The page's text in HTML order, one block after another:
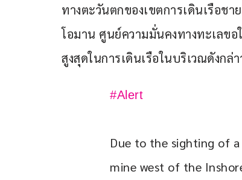
ทางตะวันตกของเขตการเดินเรือช
โอมาน ศูนย์ความมั่นคงทางทะเลขอ
สูงสุดในการเดินเรือในบริเวณดังกล่า
#Alert
Due to the sighting of
mine west of the